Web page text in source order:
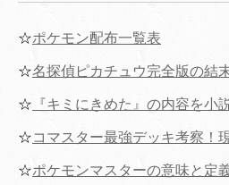
☆ポケモン配布一覧表
☆名探偵ピカチュウ完全版の結
☆ 『キミにきめた』の内容を小
☆コマスター最強デッキ考察！
☆ポケモンマスターの意味と定